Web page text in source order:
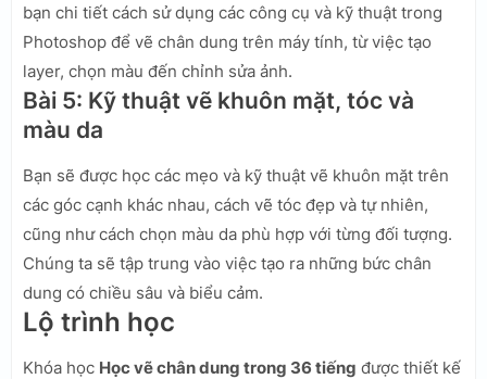
bạn chi tiết cách sử dụng các công cụ và kỹ thuật trong
Photoshop để vẽ chân dung trên máy tính, từ việc tạo
layer, chọn màu đến chỉnh sửa ảnh.
Bài 5: Kỹ thuật vẽ khuôn mặt, tóc và
màu da
Bạn sẽ được học các mẹo và kỹ thuật vẽ khuôn mặt trên
các góc cạnh khác nhau, cách vẽ tóc đẹp và tự nhiên,
cũng như cách chọn màu da phù hợp với từng đối tượng.
Chúng ta sẽ tập trung vào việc tạo ra những bức chân
dung có chiều sâu và biểu cảm.
Lộ trình học
Khóa học Học vẽ chân dung trong 36 tiếng được thiết kế